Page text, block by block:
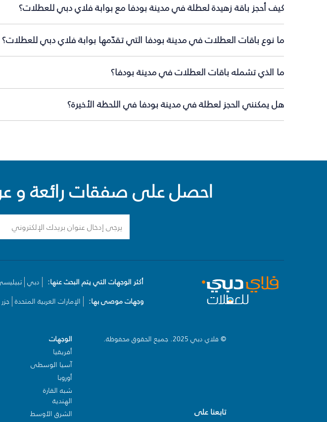
كيف أحجز باقة زهيدة لعطلة في مدينة بودفا مع بوابة فلاي دبي للعطلات؟
ما نوع باقات العطلات في مدينة بودفا التي تقدّمها بوابة فلاي دبي للعطلات؟
ما الذي تشمله باقات العطلات في مدينة بودفا؟
هل يمكنني الحجز لعطلة في مدينة بودفا في اللحظة الأخيرة؟
احصل على صفقات رائعة و
أكثر الوجهات التي يتم البحث عنها: دبي
وجهات موصى بها:
الإمارات العربية المتحدة
© فلاي دبي 2025. جميع الحقوق محفوظة.
تابعنا على
الوجهات
أفريقيا
آسيا الوسطى
أوروبا
شبه القارة
الهندية
الشرق الأوسط